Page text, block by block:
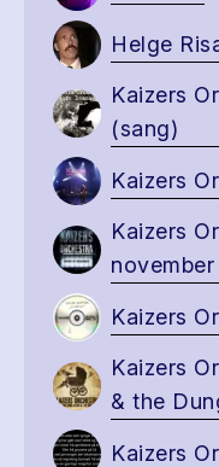
Helge
Kaizers
(sang)
Kaizers
Kaizers
november
Kaizers
Kaizers
& the
Kaizers